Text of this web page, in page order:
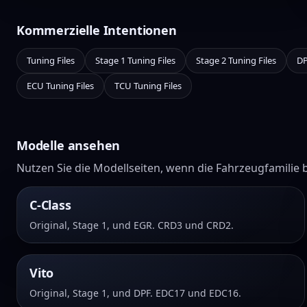
Kommerzielle Intentionen
Tuning Files Stage 1 Tuning Files Stage 2 Tuning Files
ECU Tuning Files TCU Tuning Files
Modelle ansehen
Nutzen Sie die Modellseiten, wenn die
C-Class
Original, Stage 1, und EGR. CRD3 und CRD2.
Vito
Original, Stage 1, und DPF. EDC17 und EDC16.